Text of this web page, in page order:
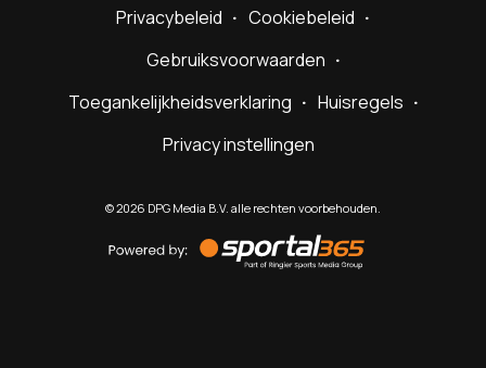
Privacybeleid
Cookiebeleid
Gebruiksvoorwaarden
Toegankelijkheidsverklaring
Huisregels
Privacy instellingen
©2026 DPG Media B.V. alle rechten voorbehouden.
by
Sportal365